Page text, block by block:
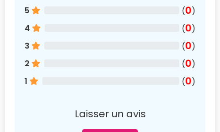
5 (0)
4
(0)
3
(0)
2
(0)
1
(0)
Laisser un avis